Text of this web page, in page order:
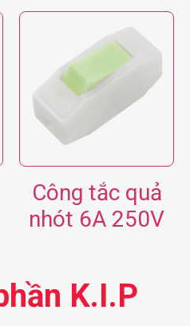
Công tắc quả
nhót 6A 250V
K.I.P